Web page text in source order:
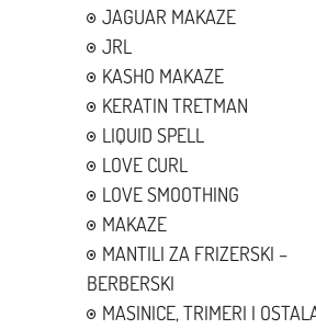
JAGUAR MAKAZE
JRL
KASHO MAKAZE
KERATIN TRETMAN
LIQUID SPELL
LOVE CURL
LOVE SMOOTHING
MAKAZE
MANTILI ZA FRIZERSKI –
BERBERSKI
MASINICE, TRIMERI I